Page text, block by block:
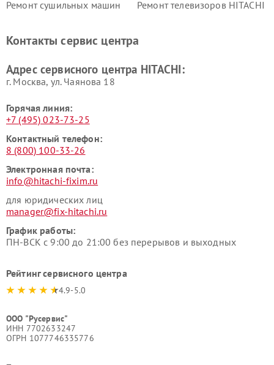
Ремонт сушильных машин
Ремонт телевизоров HITACHI
данных HITACHI
HITACHI
HITACHI
HITACHI
Контакты сервис центра
Адрес сервисного центра HITACHI:
г. Москва, ул. Чаянова 18
Горячая линия:
+7 (495) 023-73-25
Контактный телефон:
8 (800) 100-33-26
Электронная почта:
info@hitachi-fixim.ru
для юридических лиц
manager@fix-hitachi.ru
График работы:
ПН-ВСК с 9:00 до 21:00 без перерывов и выходных
Рейтинг сервисного центра
4.9-5.0
ООО "Русервис"
ИНН 7702633247
ОГРН 1077746335776